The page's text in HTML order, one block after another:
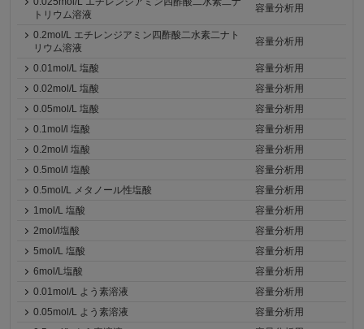
トリウム溶液
容量分析用
0.2mol/L エチレンジアミン四酢酸二水素二ナト
リウム溶液
容量分析用
0.01mol/L 塩酸
容量分析用
0.02mol/L 塩酸
容量分析用
0.05mol/L 塩酸
容量分析用
0.1mol/l 塩酸
容量分析用
0.2mol/l 塩酸
容量分析用
0.5mol/l 塩酸
容量分析用
0.5mol/L メタノール性塩酸
容量分析用
1mol/L 塩酸
容量分析用
2mol/l塩酸
容量分析用
5mol/L 塩酸
容量分析用
6mol/L塩酸
容量分析用
0.01mol/L よう素溶液
容量分析用
0.05mol/L よう素溶液
容量分析用